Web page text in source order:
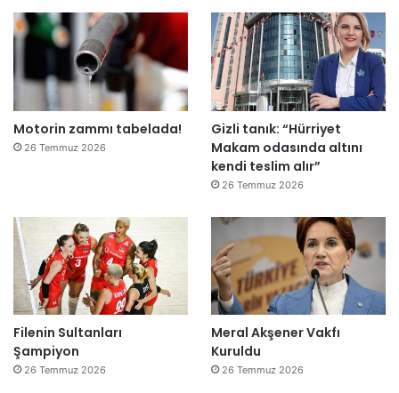
Motorin zammı tabelada!
26 Temmuz 2026
Gizli tanık: “Hürriyet
Makam odasında altını
kendi teslim alır”
26 Temmuz 2026
Filenin Sultanları
Şampiyon
26 Temmuz 2026
Meral Akşener Vakfı
Kuruldu
26 Temmuz 2026